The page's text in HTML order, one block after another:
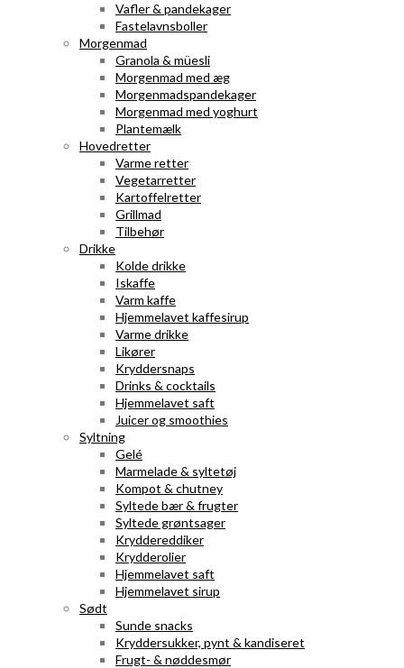
Vafler & pandekager
Fastelavnsboller
Morgenmad
Granola & müesli
Morgenmad med æg
Morgenmadspandekager
Morgenmad med yoghurt
Plantemælk
Hovedretter
Varme retter
Vegetarretter
Kartoffelretter
Grillmad
Tilbehør
Drikke
Kolde drikke
Iskaffe
Varm kaffe
Hjemmelavet kaffesirup
Varme drikke
Likører
Kryddersnaps
Drinks & cocktails
Hjemmelavet saft
Juicer og smoothies
Syltning
Gelé
Marmelade & syltetøj
Kompot & chutney
Syltede bær & frugter
Syltede grøntsager
Kryddereddiker
Krydderolier
Hjemmelavet saft
Hjemmelavet sirup
Sødt
Sunde snacks
Kryddersukker, pynt & kandiseret
Frugt- & nøddesmør